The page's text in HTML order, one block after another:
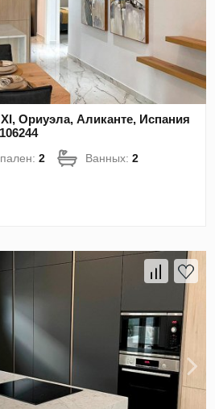
Ориуэла, Аликанте, Испания
2 Ванных:2